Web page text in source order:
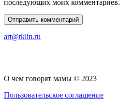
последующих моих комментариев.
art@tklin.ru
О чем говорят мамы © 2023
Пользовательское соглашение